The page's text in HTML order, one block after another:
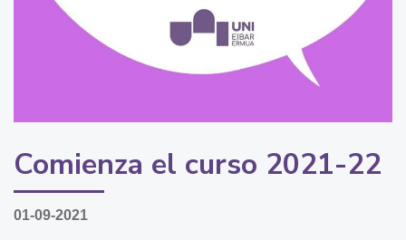
Comienza el curso 2021-22
01-09-2021